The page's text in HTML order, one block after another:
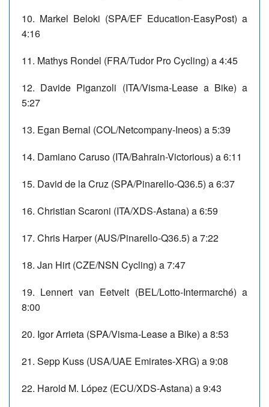
10. Markel Beloki (SPA/EF Education-EasyPost) a
4:16
11. Mathys Rondel (FRA/Tudor Pro Cycling) a 4:45
12. Davide Piganzoli (ITA/Visma-Lease a Bike) a
5:27
13. Egan Bernal (COL/Netcompany-Ineos) a 5:39
14. Damiano Caruso (ITA/Bahrain-Victorious) a 6:11
15. David de la Cruz (SPA/Pinarello-Q36.5) a 6:37
16. Christian Scaroni (ITA/XDS-Astana) a 6:59
17. Chris Harper (AUS/Pinarello-Q36.5) a 7:22
18. Jan Hirt (CZE/NSN Cycling) a 7:47
19. Lennert van Eetvelt (BEL/Lotto-Intermarché) a
8:00
20. Igor Arrieta (SPA/Visma-Lease a Bike) a 8:53
21. Sepp Kuss (USA/UAE Emirates-XRG) a 9:08
22. Harold M. López (ECU/XDS-Astana) a 9:43